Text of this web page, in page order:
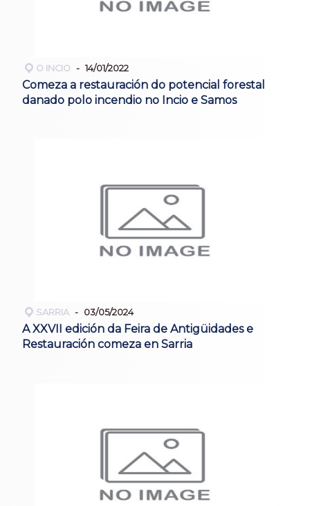
O INCIO 14/01/2022
Comeza a restauración do potencial forestal
danado polo incendio no Incio e Samos
SARRIA 03/05/2024
A XXVII edición da Feira de Antigüidades e
Restauración comeza en Sarria